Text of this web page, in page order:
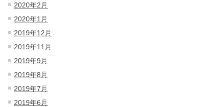
2020年2月
2020年1月
2019年12月
2019年11月
2019年9月
2019年8月
2019年7月
2019年6月